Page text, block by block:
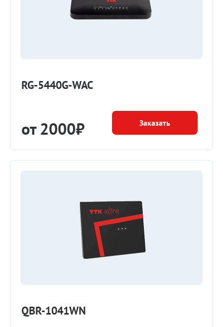
RG-5440G-WAC
от 2000₽ Заказать
QBR-1041WN